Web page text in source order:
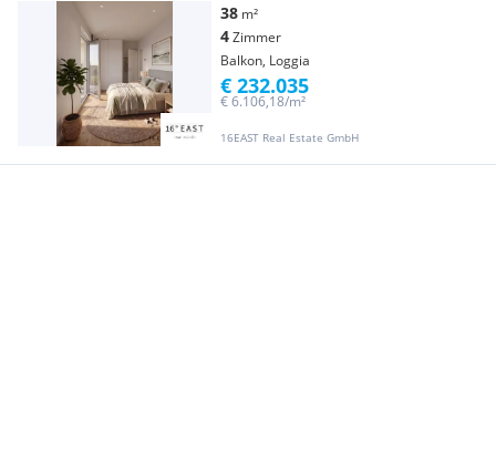
38 m²
4Zimmer
Balkon, Loggia
16EAST Real Estate GmbH
€ 6.106,18/m²
€ 232.035